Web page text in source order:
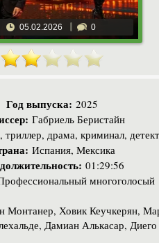
05.02.2026 0
Год выпуска: 2025
Габриель Беристайн
триллер, драма, криминал,
Испания, Мексика
01:29:56
многоголосый
Монтанер, Ховик Кеучкерян,
Дамиан Алькасар,